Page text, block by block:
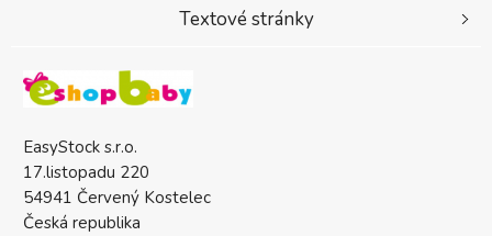
EasyStock s.r.o.
17.listopadu 220
54941 Červený Kostelec
Česká republika
Textové stránky